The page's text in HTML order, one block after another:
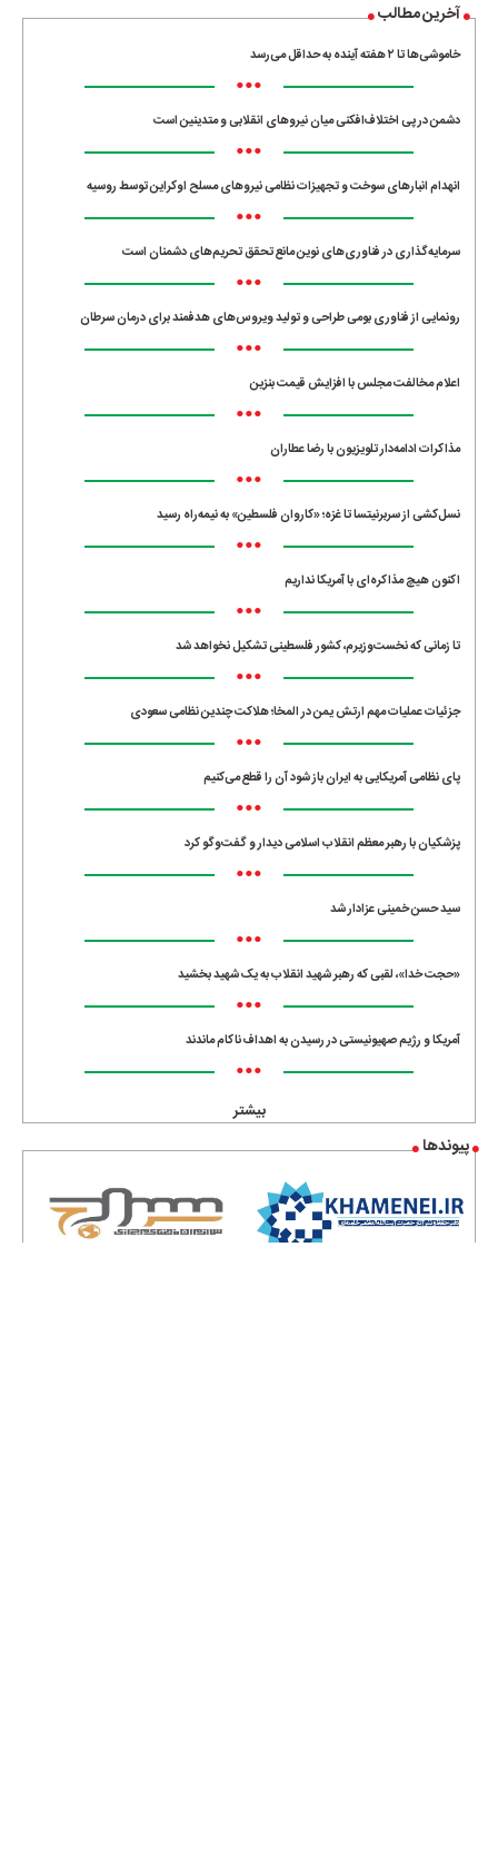
آخرین مطالب
خاموشی‌ها تا ۲ هفته آینده به حداقل می‌رسد
•••
دشمن در پی اختلاف‌افکنی میان نیروهای انقلابی و متدینین است
•••
انهدام انبارهای سوخت و تجهیزات نظامی نیروهای مسلح اوکراین توسط روسیه
•••
سرمایه‌گذاری در فناوری‌های نوین مانع تحقق تحریم‌های دشمنان است
•••
رونمایی از فناوری بومی طراحی و تولید ویروس‌های هدفمند برای درمان سرطان
•••
اعلام مخالفت مجلس با افزایش قیمت بنزین
•••
مذاکرات ادامه‌دار تلویزیون با رضا عطاران
•••
نسل‌کشی از سربرنیتسا تا غزه؛ «کاروان فلسطین» به نیمه‌راه رسید
•••
اکنون هیچ مذاکره‌ای با آمریکا نداریم
•••
تا زمانی که نخست‌وزیرم، کشور فلسطینی تشکیل نخواهد شد
•••
جزئیات عملیات مهم ارتش یمن در المخا؛ هلاکت چندین نظامی سعودی
•••
پای نظامی آمریکایی به ایران باز شود آن را قطع می‌کنیم
•••
پزشکیان با رهبر معظم انقلاب اسلامی دیدار و گفت‌وگو کرد
•••
سید حسن خمینی عزادار شد
•••
«حجت خدا»، لقبی که رهبر شهید انقلاب به یک شهید بخشید
•••
آمریکا و رژیم صهیونیستی در رسیدن به اهداف ناکام ماندند
•••
بیشتر
پیوندها